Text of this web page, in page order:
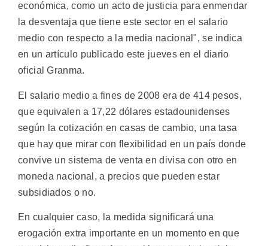
económica, como un acto de justicia para enmendar
la desventaja que tiene este sector en el salario
medio con respecto a la media nacional", se indica
en un artículo publicado este jueves en el diario
oficial Granma.
El salario medio a fines de 2008 era de 414 pesos,
que equivalen a 17,22 dólares estadounidenses
según la cotización en casas de cambio, una tasa
que hay que mirar con flexibilidad en un país donde
convive un sistema de venta en divisa con otro en
moneda nacional, a precios que pueden estar
subsidiados o no.
En cualquier caso, la medida significará una
erogación extra importante en un momento en que